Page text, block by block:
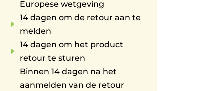
Europese wetgeving
E
14 dagen om de retour aan te
melden
E
14 dagen om het product
retour te sturen
Binnen 14 dagen na het
aanmelden van de retour